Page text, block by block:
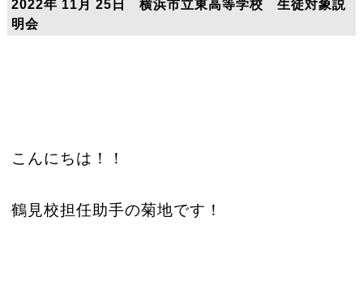
2022年 11月 25日 横浜市立東高等学校 生徒対象説
明会
こんにちは！！
鶴見校担任助手の菊地です！